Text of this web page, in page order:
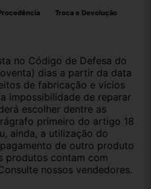
Troca e Devolução
no Código de Defesa do
dias a partir da data
de fabricação e vícios
impossibilidade de reparar
escolher dentre as
primeiro do artigo 18
ainda, a utilização do
de outro produto
produtos contam com
nossos vendedores.